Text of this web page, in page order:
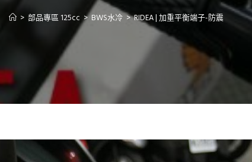
> 部品專區 125cc > BWS水冷 > RIDEA | 加重平衡端子-防震